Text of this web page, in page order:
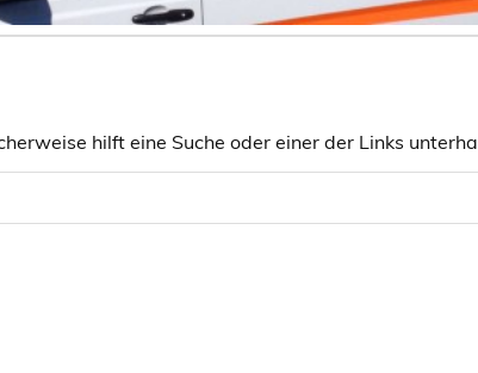
hilft eine Suche oder einer der Links